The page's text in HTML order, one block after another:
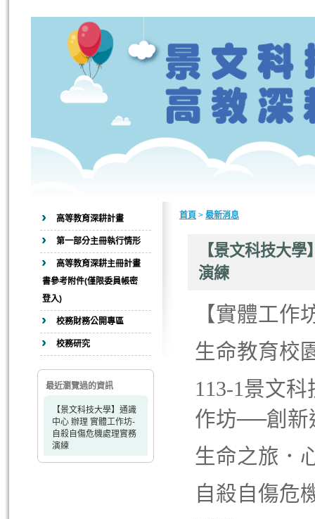
高等教育深耕計畫
第一部分主冊執行情形
高等教育深耕主冊計畫
書參考附件(僅限委員帳密
登入)
校務財務公開專區
校務研究
最近瀏覽過的資訊
【景文科技大學】通識
中心 辦理 實體工作坊-
自殺自傷危機處理實務
演練
首頁 > 最新消息
【景文科技大
演練
【實體工作
生命教育校
113-1景文
作坊──創新
生命之旅．
自殺自傷危